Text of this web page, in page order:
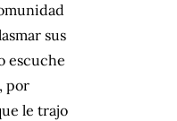
sus
escuche
por
le trajo